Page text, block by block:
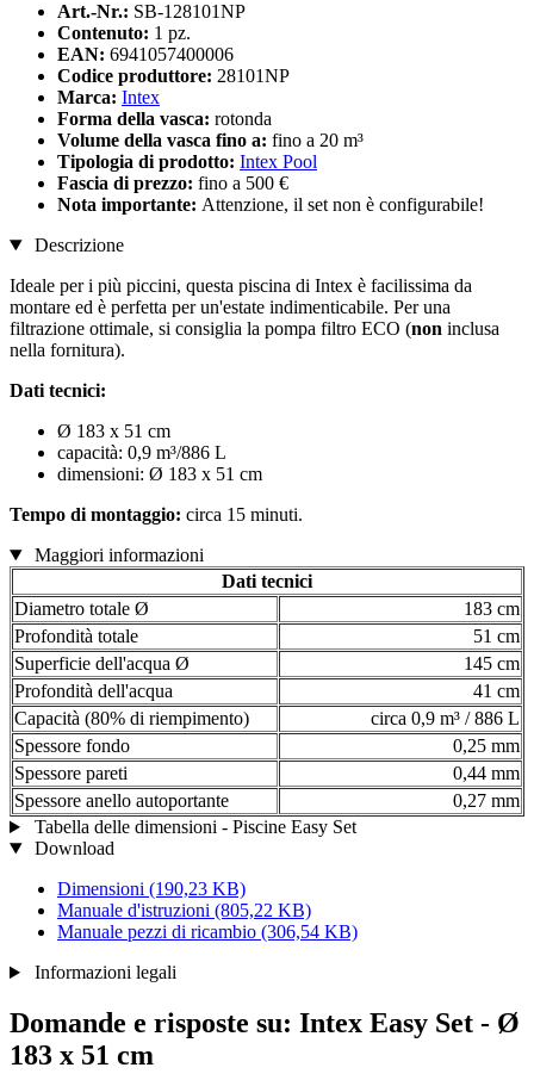
Art.-Nr.: SB-128101NP
Contenuto: 1 pz.
EAN: 6941057400006
Codice produttore: 28101NP
Marca: Intex
Forma della vasca: rotonda
Volume della vasca fino a: fino a 20 m³
Tipologia di prodotto: Intex Pool
Fascia di prezzo: fino a 500 €
Nota importante: Attenzione, il set non è configurabile!
Descrizione
Ideale per i più piccini, questa piscina di Intex è facilissima da
montare ed è perfetta per un'estate indimenticabile. Per una
filtrazione ottimale, si consiglia la pompa filtro ECO (non inclusa
nella fornitura).
Dati tecnici:
Ø 183 x 51 cm
capacità: 0,9 m³/886 L
dimensioni: Ø 183 x 51 cm
Tempo di montaggio: circa 15 minuti.
Maggiori informazioni
Dati tecnici
Diametro totale Ø
183 cm
Profondità totale
51 cm
Superficie dell'acqua Ø
145 cm
Profondità dell'acqua
41 cm
Capacità (80% di riempimento)
circa 0,9 m³ / 886 L
Spessore fondo
0,25 mm
Spessore pareti
0,44 mm
Spessore anello autoportante
0,27 mm
Tabella delle dimensioni - Piscine Easy Set
Download
Dimensioni (190,23 KB)
Manuale d'istruzioni (805,22 KB)
Manuale pezzi di ricambio (306,54 KB)
Informazioni legali
Domande e risposte su: Intex Easy Set - Ø
183 x 51 cm